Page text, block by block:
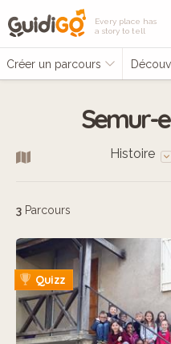
Every place has
a story to tell
Créer un parcours
Semur-
Histoire
3 Parcours
Quizz